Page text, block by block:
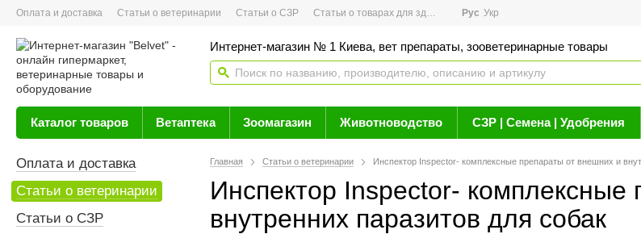
Оплата и доставка Статьи о ветеринарии Статьи о СЗР Статьи о товарах для здоровья Новости
Рус Укр
Интернет-магазин № 1 Киева, вет препараты, зооветеринарные товары
Каталог товаров Ветаптека Зоомагазин Животноводство СЗР | Семена | Удобрения
Главная Статьи о ветеринарии Инспектор Inspector- комплексные препараты от внешних и
Инспектор Inspector- комплексные
внутренних паразитов для собак
Оплата и доставка
Статьи о ветеринарии
Статьи о СЗР